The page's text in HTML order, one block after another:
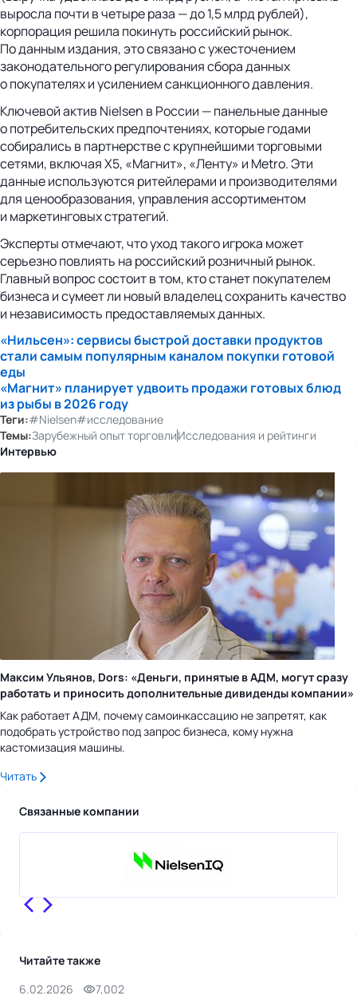
выросла почти в четыре раза — до 1,5 млрд рублей),
корпорация решила покинуть российский рынок.
По данным издания, это связано с ужесточением
законодательного регулирования сбора данных
о покупателях и усилением санкционного давления.
Ключевой актив Nielsen в России — панельные данные
о потребительских предпочтениях, которые годами
собирались в партнерстве с крупнейшими торговыми
сетями, включая X5, «Магнит», «Ленту» и Metro. Эти
данные используются ритейлерами и производителями
для ценообразования, управления ассортиментом
и маркетинговых стратегий.
Эксперты отмечают, что уход такого игрока может
серьезно повлиять на российский розничный рынок.
Главный вопрос состоит в том, кто станет покупателем
бизнеса и сумеет ли новый владелец сохранить качество
и независимость предоставляемых данных.
«Нильсен»: сервисы быстрой доставки продуктов
стали самым популярным каналом покупки готовой
еды
«Магнит» планирует удвоить продажи готовых блюд
из рыбы в 2026 году
Теги:#Nielsen#исследование
Темы:Зарубежный опыт торговлиИсследования и рейтинги
Интервью
Максим Ульянов, Dors: «Деньги, принятые в АДМ, могут сразу
работать и приносить дополнительные дивиденды компании»
Как работает АДМ, почему самоинкассацию не запретят, как
подобрать устройство под запрос бизнеса, кому нужна
кастомизация машины.
Читать
Связанные компании
Читайте также
6.02.2026
7,002